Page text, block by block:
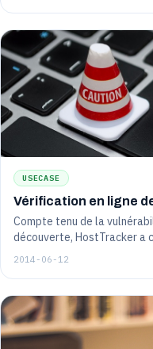
informations importantes
USECASE
Vérification en ligne
Compte tenu de la
découverte, HostTracker a
2014-06-12